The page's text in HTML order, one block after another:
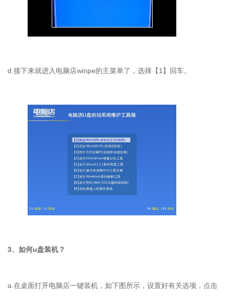
d.接下来就进入电脑店winpe的主菜单了，选择【1】回车。
3、如何u盘装机？
a.在桌面打开电脑店一键装机，如下图所示，设置好有关选项，点击